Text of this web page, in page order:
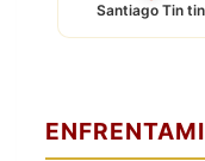
Santiago Tin tin